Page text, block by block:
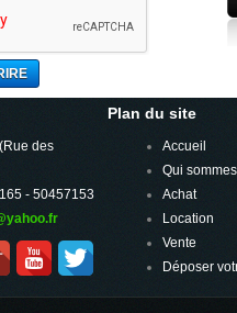
des
- 50457153
Plan du site
Accueil
Qui
Achat
Location
Vente
Déposer